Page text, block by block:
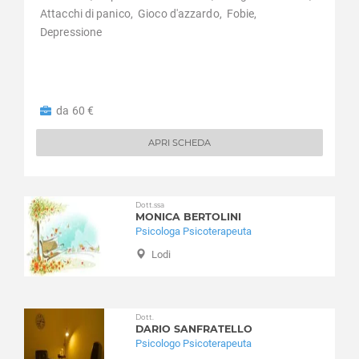
Pieranica
Pieve d'Olmi
Quintano
Ricengo
Rivarolo del Re ed Uniti
Rivolta d'Adda
Robecco d'Oglio
Romanengo
San Bassano
San Daniele Po
San Giovanni in Croce
APRI SCHEDA
Attacchi di panico, Gioco d'azzardo, Fobie,
Depressione
da 60 €
Dott.ssa
MONICA BERTOLINI
Psicologa Psicoterapeuta
Lodi
Dott.
DARIO SANFRATELLO
Psicologo Psicoterapeuta